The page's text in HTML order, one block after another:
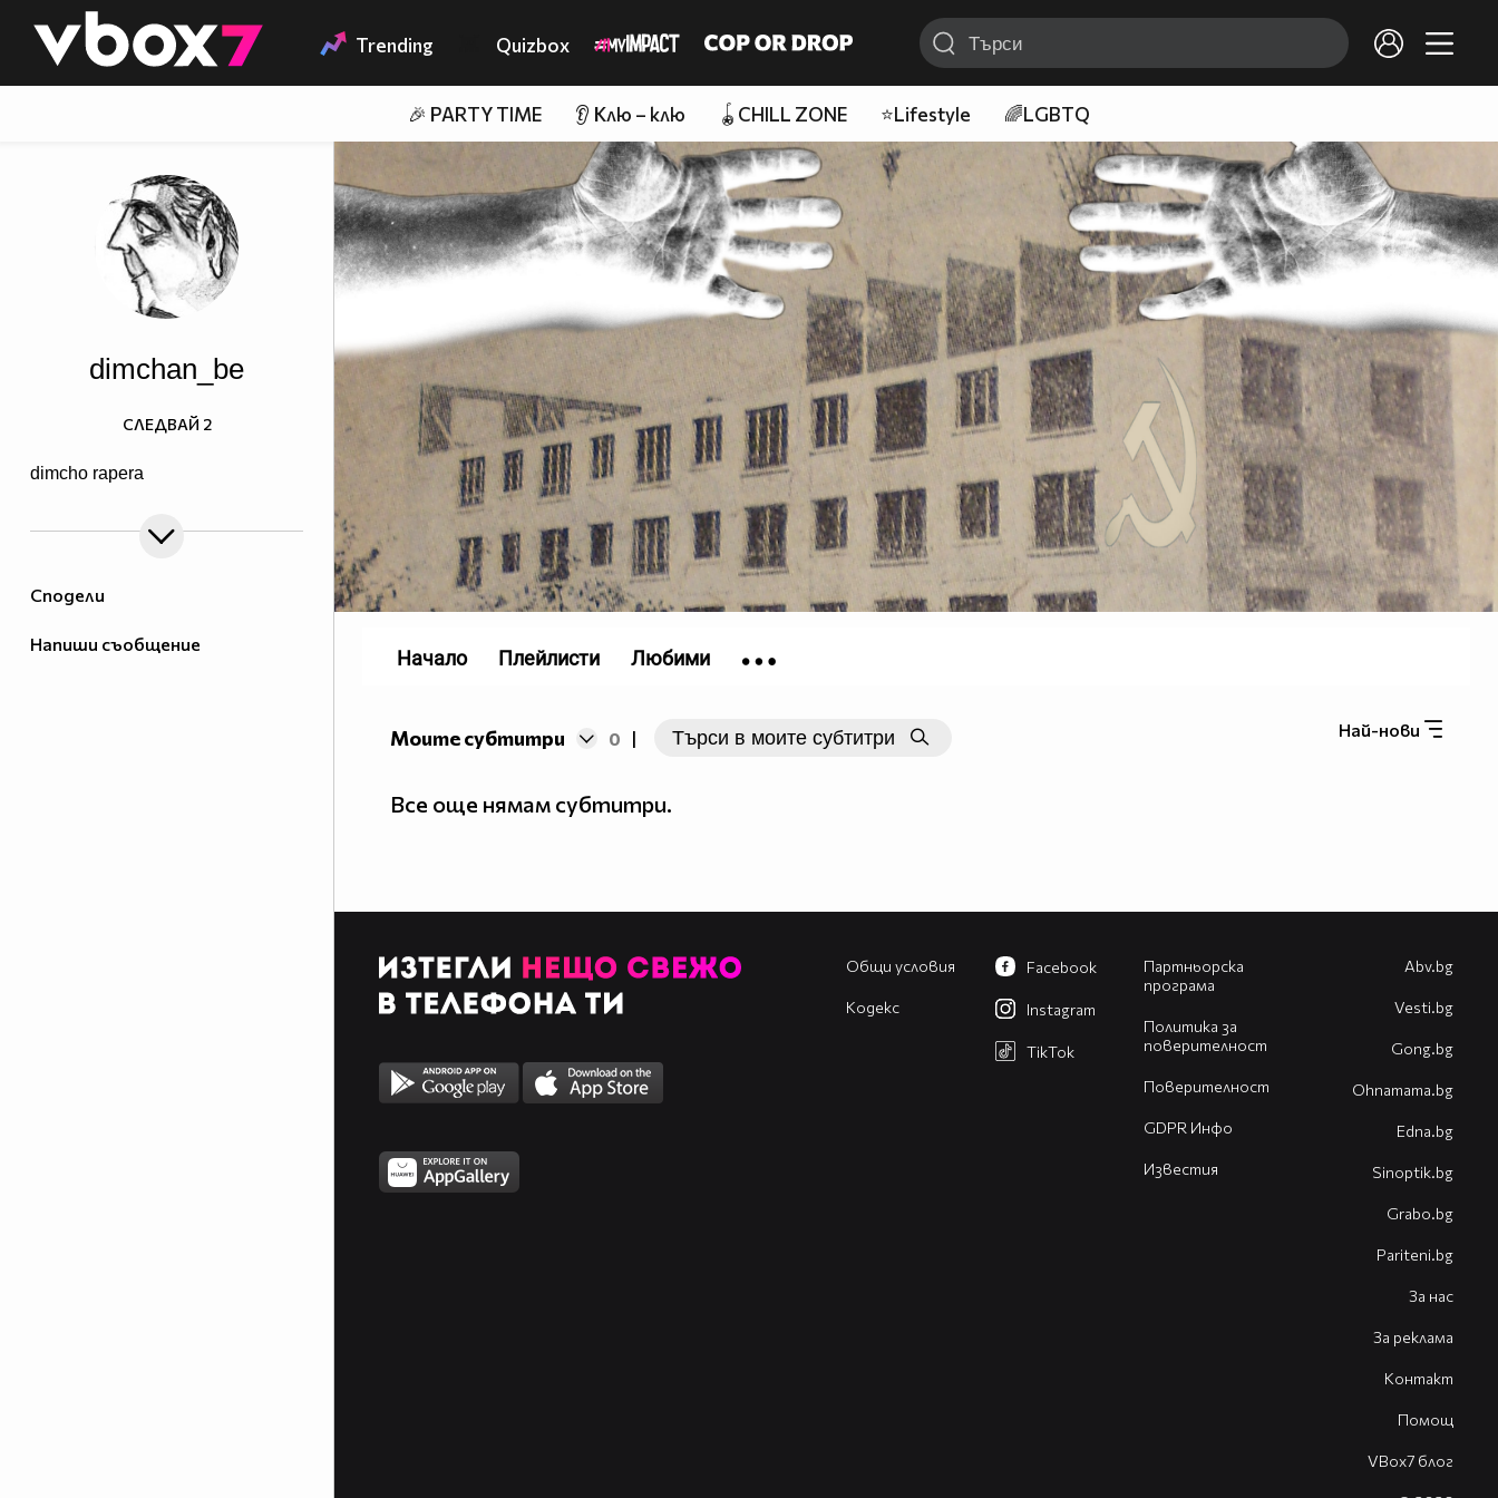
👾 Trending Quizbox
🎉 PARTY TIME 👂 Клю – клю 🪀CHILL ZONE ⭐Lifestyle 🌈LGBTQ
Сподели
Напиши съобщение
dimchan_be
dimcho rapera
СЛЕДВАЙ 2
Моите субтитри 0 | Най-нови
Все още нямам субтитри.
Начало Плейлисти Любими
Общи условия
Кодекс
Партньорска
програма
Политика за
поверителност
Поверителност
GDPR Инфо
Известия
Facebook
Instagram
TikTok
Abv.bg
Vesti.bg
Gong.bg
Оhnamama.bg
Edna.bg
Sinoptik.bg
Grabo.bg
Pariteni.bg
За нас
За реклама
Контакт
Помощ
VBox7 блог